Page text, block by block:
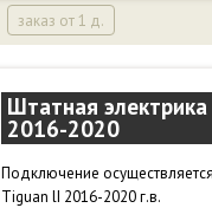
заказ от 1 д.
Штатная
2016-2020
Подключение
Tiguan lI 2016-2020 г.в.